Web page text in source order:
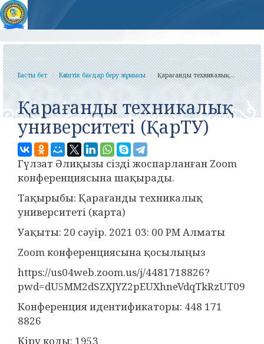
Басты бет Кәсіптік бағдар беру жұмысы Қарағанды ​​техникалық...
Қарағанды ​​техникалық
университеті (ҚарТУ)
Гүлзат Әлиқызы сізді жоспарланған Zoom
конференциясына шақырады.
Тақырыбы: Қарағанды техникалық
университеті (карта)
Уақыты: 20 сәуір. 2021 03: 00 PM Алматы
Zoom конференциясына қосылыңыз
https://us04web.zoom.us/j/4481718826?
pwd=dU5MM2dSZXJYZ2pEUXhneVdqTkRzUT09
Конференция идентификаторы: 448 171
8826
Кіру коды: 1953